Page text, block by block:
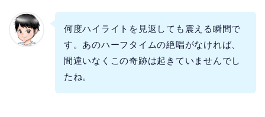
何度ハイライトを見返しても震える瞬間で
す。あのハーフタイムの絶唱がなければ、
間違いなくこの奇跡は起きていませんでし
たね。